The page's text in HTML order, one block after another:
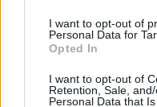
I want to opt-out of
Personal Data for
Opted In
I want to opt-out of
Retention, Sale,
Personal Data that